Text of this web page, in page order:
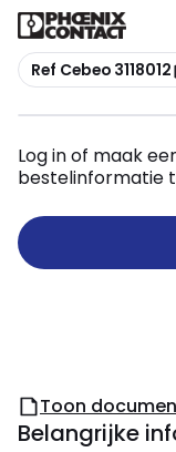
Kopiëren
Ref Cebeo 3118012
Log in of maak
bestelinformatie
Toon
Belangrijke